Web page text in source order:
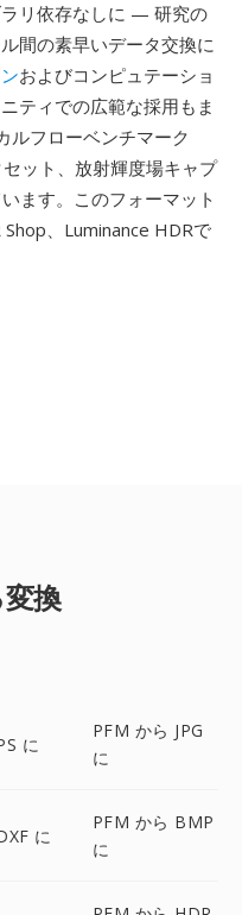
リ依存なしに — 研究の
間の素早いデータ交換に
およびコンピュテーショ
ティでの広範な採用もま
フローベンチマーク
ット、放射輝度場キャプ
ます。このフォーマット
、Luminance HDRで
換
に
PFM から JPG
に
に
PFM から BMP
に